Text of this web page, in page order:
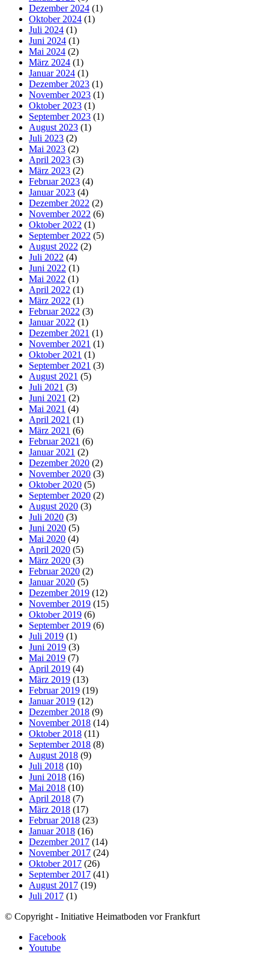
Dezember 2024 (1)
Oktober 2024 (1)
Juli 2024 (1)
Juni 2024 (1)
Mai 2024 (2)
März 2024 (1)
Januar 2024 (1)
Dezember 2023 (1)
November 2023 (1)
Oktober 2023 (1)
September 2023 (1)
August 2023 (1)
Juli 2023 (2)
Mai 2023 (2)
April 2023 (3)
März 2023 (2)
Februar 2023 (4)
Januar 2023 (4)
Dezember 2022 (2)
November 2022 (6)
Oktober 2022 (1)
September 2022 (5)
August 2022 (2)
Juli 2022 (4)
Juni 2022 (1)
Mai 2022 (1)
April 2022 (1)
März 2022 (1)
Februar 2022 (3)
Januar 2022 (1)
Dezember 2021 (1)
November 2021 (1)
Oktober 2021 (1)
September 2021 (3)
August 2021 (5)
Juli 2021 (3)
Juni 2021 (2)
Mai 2021 (4)
April 2021 (1)
März 2021 (6)
Februar 2021 (6)
Januar 2021 (2)
Dezember 2020 (2)
November 2020 (3)
Oktober 2020 (5)
September 2020 (2)
August 2020 (3)
Juli 2020 (3)
Juni 2020 (5)
Mai 2020 (4)
April 2020 (5)
März 2020 (3)
Februar 2020 (2)
Januar 2020 (5)
Dezember 2019 (12)
November 2019 (15)
Oktober 2019 (6)
September 2019 (6)
Juli 2019 (1)
Juni 2019 (3)
Mai 2019 (7)
April 2019 (4)
März 2019 (13)
Februar 2019 (19)
Januar 2019 (12)
Dezember 2018 (9)
November 2018 (14)
Oktober 2018 (11)
September 2018 (8)
August 2018 (9)
Juli 2018 (10)
Juni 2018 (16)
Mai 2018 (10)
April 2018 (7)
März 2018 (17)
Februar 2018 (23)
Januar 2018 (16)
Dezember 2017 (14)
November 2017 (24)
Oktober 2017 (26)
September 2017 (41)
August 2017 (19)
Juli 2017 (1)
© Copyright - Initiative Heimatboden vor Frankfurt
Facebook
Youtube